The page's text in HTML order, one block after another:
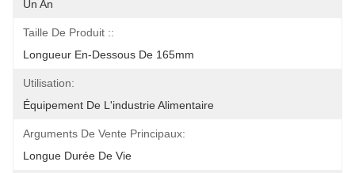
Un An
Taille De Produit ::
Longueur En-Dessous De 165mm
Utilisation:
Équipement De L'industrie Alimentaire
Arguments De Vente Principaux:
Longue Durée De Vie